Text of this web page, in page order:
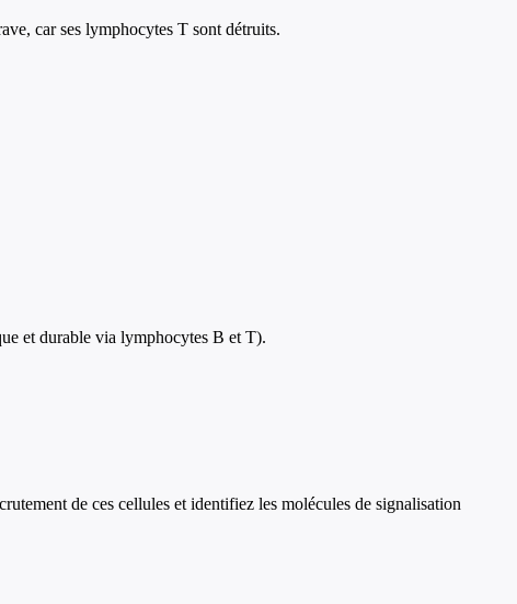
car ses lymphocytes T sont détruits.
et durable via lymphocytes B et T).
de ces cellules et identifiez les molécules de signalisation